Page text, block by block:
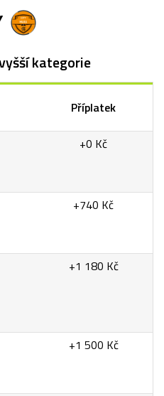
kategorie
Příplatek
+0 Kč
+740 Kč
+1 180 Kč
+1 500 Kč